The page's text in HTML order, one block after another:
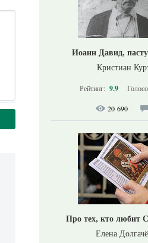
Иоанн Давид,
Кристиан
Рейтинг: 9.9
20 690
Про тех, кто любит
Елена